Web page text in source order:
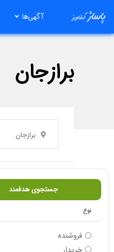
محتوا
آگهی‌ها
برازجان
برازجان
جستجوی هدفمند
نوع
فروشنده